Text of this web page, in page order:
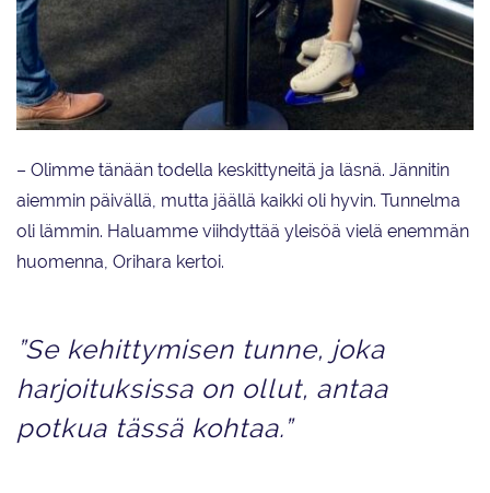
– Olimme tänään todella keskittyneitä ja läsnä. Jännitin
aiemmin päivällä, mutta jäällä kaikki oli hyvin. Tunnelma
oli lämmin. Haluamme viihdyttää yleisöä vielä enemmän
huomenna, Orihara kertoi.
”Se kehittymisen tunne, joka
harjoituksissa on ollut, antaa
potkua tässä kohtaa.”